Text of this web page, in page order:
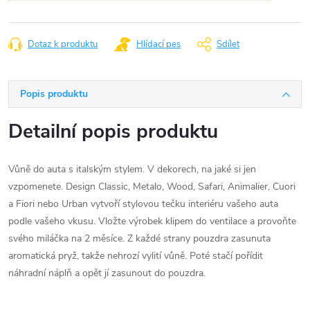
Dotaz k produktu Hlídací pes Sdílet
Popis produktu
Detailní popis produktu
Vůně do auta s italským stylem. V dekorech, na jaké si jen
vzpomenete. Design Classic, Metalo, Wood, Safari, Animalier, Cuori
a Fiori nebo Urban vytvoří stylovou tečku interiéru vašeho auta
podle vašeho vkusu. Vložte výrobek klipem do ventilace a provoňte
svého miláčka na 2 měsíce. Z každé strany pouzdra zasunuta
aromatická pryž, takže nehrozí vylití vůně. Poté stačí pořídit
náhradní náplň a opět jí zasunout do pouzdra.